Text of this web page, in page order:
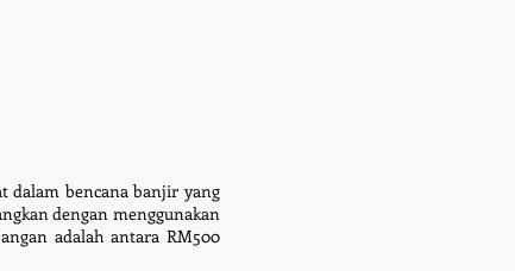
dalam bencana banjir yang
dengan menggunakan
adalah antara RM500